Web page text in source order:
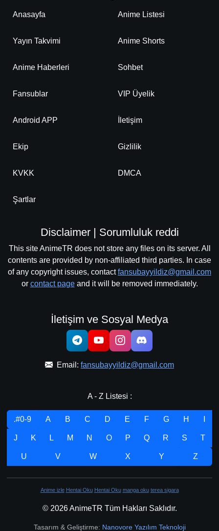
Anasayfa Anime Listesi
Yayın Takvimi Anime Shorts
Anime Haberleri Sohbet
Fansublar VIP Üyelik
Android APP İletişim
Ekip Gizlilik
KVKK DMCA
Şartlar
Disclaimer | Sorumluluk reddi
This site AnimeTR does not store any files on its server. All
contents are provided by non-affiliated third parties. In case
of any copyright issues, contactfansubayyildiz@gmail.com
or contact pageand it will be removed immediately.
İletişim ve Sosyal Medya
Email: fansubayyildiz@gmail.com
A - Z Listesi :
.#0-9 A B C D E F G H
J K L M N O P Q R S T
U V W X Y Z
Anime izle Hentai Oku Hentai Oku manga oku terea sigara
© 2026 AnimeTR Tüm Hakları Saklıdır.
Tasarım & Geliştirme: Nanovore Yazılım Teknoloji